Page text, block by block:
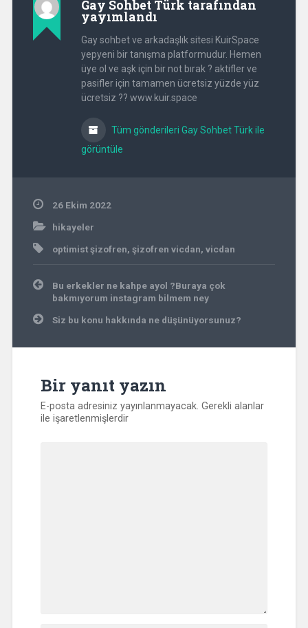
Gay Sohbet Türk tarafından
yayımlandı
Gay sohbet ve arkadaşlık sitesi KuirSpace
yepyeni bir tanışma platformudur. Hemen
üye ol ve aşk için bir not bırak ? aktifler ve
pasifler için tamamen ücretsiz yüzde yüz
ücretsiz ?? www.kuir.space
Tüm gönderileri Gay Sohbet Türk ile
görüntüle
26 Ekim 2022
hikayeler
optimist şizofren, şizofren vicdan, vicdan
Yazı
gezinmesi
Bu erkekler ne kahpe ayol ?Buraya çok
bakmıyorum instagram bilmem ney
Siz bu konu hakkında ne düşünüyorsunuz?
Bir yanıt yazın
E-posta adresiniz yayınlanmayacak. Gerekli alanlar
ile işaretlenmişlerdir